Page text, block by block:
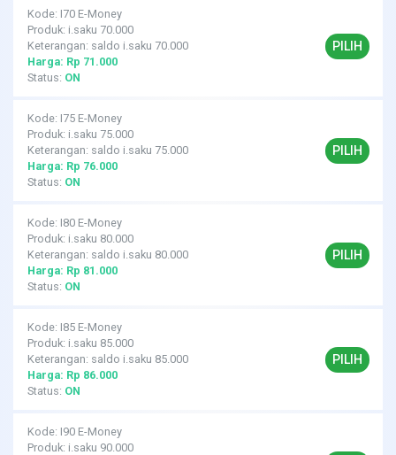
Kode: I70 E-Money
Produk: i.saku 70.000
Keterangan: saldo i.saku 70.000
Harga: Rp 71.000
Status: ON
PILIH
Kode: I75 E-Money
Produk: i.saku 75.000
Keterangan: saldo i.saku 75.000
Harga: Rp 76.000
Status: ON
PILIH
Kode: I80 E-Money
Produk: i.saku 80.000
Keterangan: saldo i.saku 80.000
Harga: Rp 81.000
Status: ON
PILIH
Kode: I85 E-Money
Produk: i.saku 85.000
Keterangan: saldo i.saku 85.000
Harga: Rp 86.000
Status: ON
PILIH
Kode: I90 E-Money
Produk: i.saku 90.000